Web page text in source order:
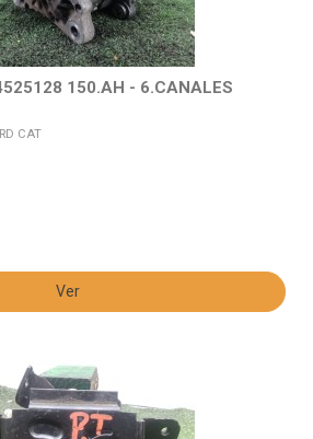
150.AH - 6.CANALES
CAT
Ver